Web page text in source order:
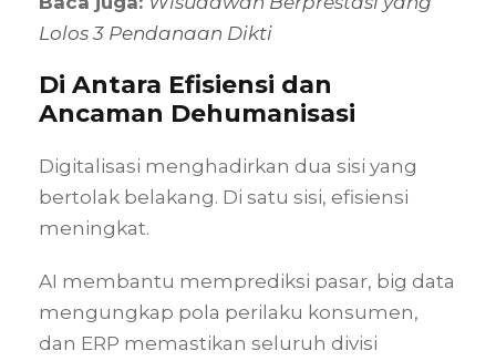
Lolos 3 Pendanaan Dikti
Di Antara Efisiensi dan
Ancaman Dehumanisasi
Digitalisasi menghadirkan dua sisi yang
bertolak belakang. Di satu sisi, efisiensi
meningkat.
AI membantu memprediksi pasar, big data
mengungkap pola perilaku konsumen,
dan ERP memastikan seluruh divisi